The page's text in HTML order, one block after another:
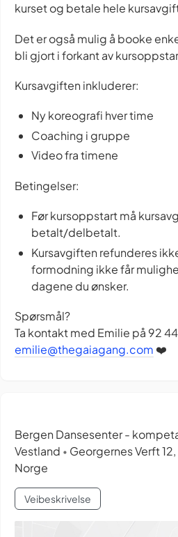
kurset og betale hele
Det er også mulig å booke
bli gjort i forkant av
Kursavgiften inkluderer:
Ny koreografi hver time
Coaching i gruppe
Video fra timene
Betingelser:
Før kursoppstart må
betalt/delbetalt.
Kursavgiften refunderes
formodning ikke får
dagene du ønsker.
Spørsmål?
Ta kontakt med Emilie på 92 44
emilie@thegaiagang.com ❤️
Bergen Dansesenter -
Vestland • Georgernes Verft
Norge
Veibeskrivelse